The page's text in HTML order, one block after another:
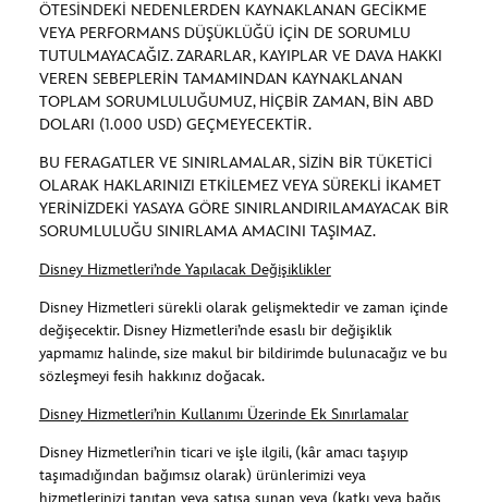
ÖTESİNDEKİ NEDENLERDEN KAYNAKLANAN GECİKME
VEYA PERFORMANS DÜŞÜKLÜĞÜ İÇİN DE SORUMLU
TUTULMAYACAĞIZ. ZARARLAR, KAYIPLAR VE DAVA HAKKI
VEREN SEBEPLERİN TAMAMINDAN KAYNAKLANAN
TOPLAM SORUMLULUĞUMUZ, HİÇBİR ZAMAN, BİN ABD
DOLARI (1.000 USD) GEÇMEYECEKTİR.
BU FERAGATLER VE SINIRLAMALAR, SİZİN BİR TÜKETİCİ
OLARAK HAKLARINIZI ETKİLEMEZ VEYA SÜREKLİ İKAMET
YERİNİZDEKİ YASAYA GÖRE SINIRLANDIRILAMAYACAK BİR
SORUMLULUĞU SINIRLAMA AMACINI TAŞIMAZ.
Disney Hizmetleri’nde Yapılacak Değişiklikler
Disney Hizmetleri sürekli olarak gelişmektedir ve zaman içinde
değişecektir. Disney Hizmetleri’nde esaslı bir değişiklik
yapmamız halinde, size makul bir bildirimde bulunacağız ve bu
sözleşmeyi fesih hakkınız doğacak.
Disney Hizmetleri’nin Kullanımı Üzerinde Ek Sınırlamalar
Disney Hizmetleri’nin ticari ve işle ilgili, (kâr amacı taşıyıp
taşımadığından bağımsız olarak) ürünlerimizi veya